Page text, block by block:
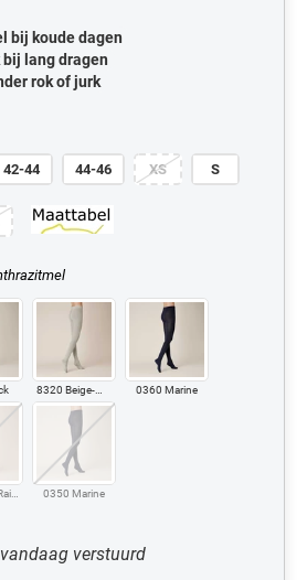
bij koude dagen
lang dragen
rok of jurk
42-44 44-46 XS S
0360 Marine
0350 Marine
verstuurd